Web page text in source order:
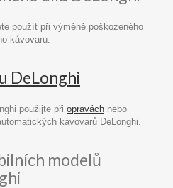
použít při výměně poškozeného
kávovaru.
DeLonghi
použijte při opravách nebo
kávovarů DeLonghi.
modelů